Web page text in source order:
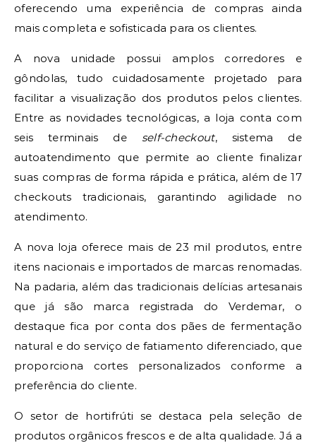
oferecendo uma experiência de compras ainda
mais completa e sofisticada para os clientes.
A nova unidade possui amplos corredores e
gôndolas, tudo cuidadosamente projetado para
facilitar a visualização dos produtos pelos clientes.
Entre as novidades tecnológicas, a loja conta com
seis terminais de self-checkout, sistema de
autoatendimento que permite ao cliente finalizar
suas compras de forma rápida e prática, além de 17
checkouts tradicionais, garantindo agilidade no
atendimento.
A nova loja oferece mais de 23 mil produtos, entre
itens nacionais e importados de marcas renomadas.
Na padaria, além das tradicionais delícias artesanais
que já são marca registrada do Verdemar, o
destaque fica por conta dos pães de fermentação
natural e do serviço de fatiamento diferenciado, que
proporciona cortes personalizados conforme a
preferência do cliente.
O setor de hortifrúti se destaca pela seleção de
produtos orgânicos frescos e de alta qualidade. Já a